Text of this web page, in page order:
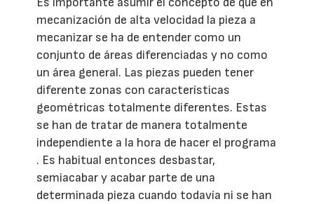
mecanización de alta velocidad la pieza a
mecanizar se ha de entender como un
conjunto de áreas diferenciadas y no como
un área general. Las piezas pueden tener
diferente zonas con características
geométricas totalmente diferentes. Estas
se han de tratar de manera totalmente
independiente a la hora de hacer el programa
. Es habitual entonces desbastar,
semiacabar y acabar parte de una
determinada pieza cuando todavía ni se han